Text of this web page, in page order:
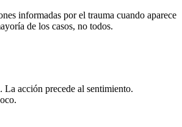
informadas por el trauma cuando aparece
de los casos, no todos.
acción precede al sentimiento.